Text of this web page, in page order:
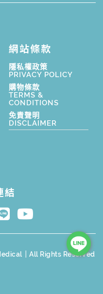
網站條款
隱私權政策
PRIVACY POLICY
購物條款
TERMS &
CONDITIONS
免責聲明
DISCLAIMER
結
｜All Rights Reserved